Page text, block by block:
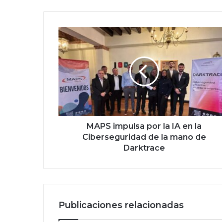
M
A
P
S
i
m
p
u
l
r
A
e
MAPS impulsa por la IA en la
Ciberseguridad de la mano de
Darktrace
Publicaciones relacionadas